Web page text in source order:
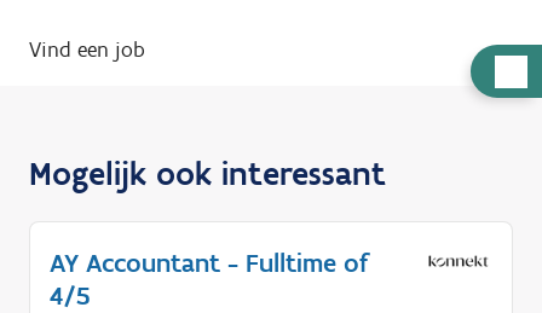
u
d
Vind een job
Mogelijk ook interessant
AY Accountant - Fulltime of
4/5